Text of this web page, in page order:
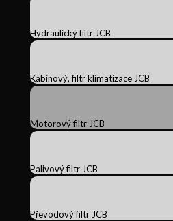
Hydraulický filtr JCB
Kabinový, filtr klimatizace JCB
Motorový filtr JCB
Palivový filtr JCB
Převodový filtr JCB